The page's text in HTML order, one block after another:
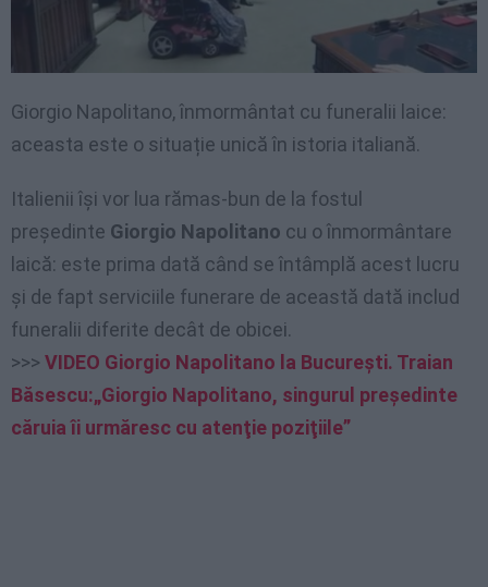
Giorgio Napolitano, înmormântat cu funeralii laice:
aceasta este o situație unică în istoria italiană.
Italienii își vor lua rămas-bun de la fostul
președinte Giorgio Napolitano cu o înmormântare
laică: este prima dată când se întâmplă acest lucru
și de fapt serviciile funerare de această dată includ
funeralii diferite decât de obicei.
>>> VIDEO Giorgio Napolitano la Bucureşti. Traian
Băsescu:„Giorgio Napolitano, singurul preşedinte
căruia îi urmăresc cu atenţie poziţiile”